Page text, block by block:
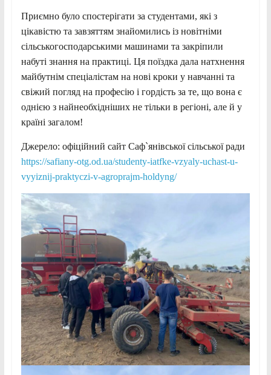
Приємно було спостерігати за студентами, які з
цікавістю та завзяттям знайомились із новітніми
сільськогосподарськими машинами та закріпили
набуті знання на практиці. Ця поїздка дала натхнення
майбутнім спеціалістам на нові кроки у навчанні та
свіжий погляд на професію і гордість за те, що вона є
однією з найнеобхідніших не тільки в регіоні, але й у
країні загалом!
Джерело: офіційний сайт Саф`янівської сільської ради
https://safiany-otg.od.ua/studenty-iatfke-vzyaly-uchast-u-
vyyiznij-praktyczi-v-agroprajm-holdyng/